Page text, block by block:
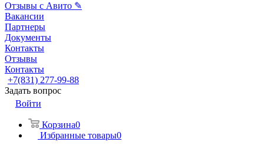
Отзывы с Авито ✎
Вакансии
Партнеры
Документы
Контакты
Отзывы
Контакты
+7(831) 277-99-88
Задать вопрос
Войти
Корзина0
Избранные товары0